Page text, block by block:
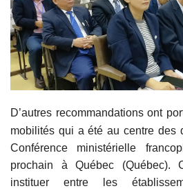
D’autres recommandations ont
mobilités qui aété au centre des
Conférence ministérielle
prochain à Québec (Québec).
instituer entre les